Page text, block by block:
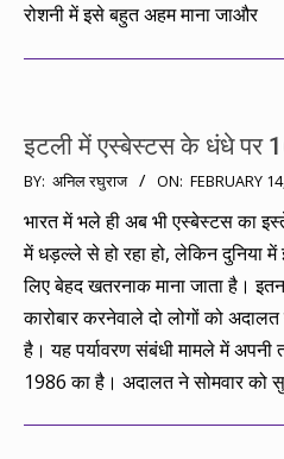
रोशनी में इसे बहुत अहम माना जाऔर
इटली में एस्बेस्टस के धंधे पर
2012-
14
BY: अनिल रघुराज ON: FEBRUARY
भारत में भले ही अब भी एस्बेस्टस का
में धड़ल्ले से हो रहा हो, लेकिन दुनिया में
लिए बेहद खतरनाक माना जाता है।
कारोबार करनेवाले दो लोगों को
है। यह पर्यावरण संबंधी मामले में
1986 का है। अदालत ने सोमवार को